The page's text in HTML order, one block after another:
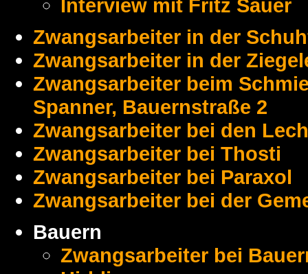
Interview mit Fritz Sauer
Zwangsarbeiter in der
Zwangsarbeiter in der
Zwangsarbeiter beim
Spanner, Bauernstraße 2
Zwangsarbeiter bei den
Zwangsarbeiter bei Thosti
Zwangsarbeiter bei Paraxol
Zwangsarbeiter bei der
Bauern
Zwangsarbeiter bei